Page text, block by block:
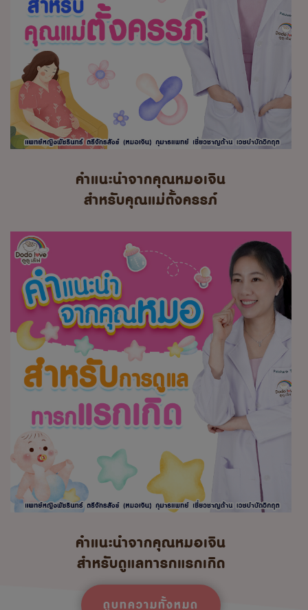
คำแนะนำจากคุณหมอเจิน
สำหรับคุณแม่ตั้งครรภ์
คำแนะนำจากคุณหมอเจิน
สำหรับดูแลทารกแรกเกิด
ดูบทความทั้งหมด